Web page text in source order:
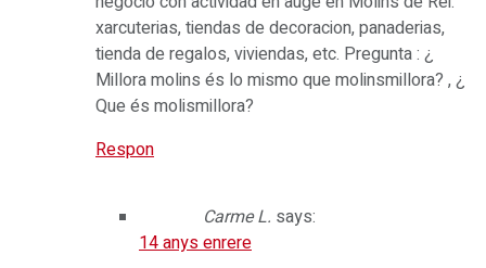
xarcuterias, tiendas de decoracion, panaderias,
tienda de regalos, viviendas, etc. Pregunta : ¿
Millora molins és lo mismo que molinsmillora? , ¿
Que és molismillora?
Respon
Carme L. says:
14 anys enrere